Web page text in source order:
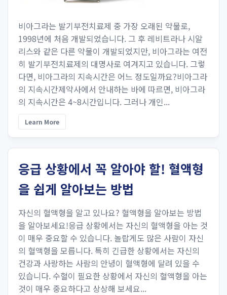
비아그라는 발기부전치료제 중 가장 오래된 약물로,
1998년에 처음 개발되었습니다. 그 후 레비트라나 시알
리스와 같은 다른 약물이 개발되었지만, 비아그라는 여전
히 발기부전치료제의 대명사로 여겨지고 있습니다. 그렇
다면, 비아그라의 지속시간은 어느 정도일까요?비아그라
의 지속시간제약사에서 안내하는 바에 따르면, 비아그라
의 지속시간은 4~8시간입니다. 그러나 개인...
Learn More
응급 상황에서 꼭 알아야 할! 혈액형
을 쉽게 알아보는 방법
자신의 혈액형을 알고 있나요? 혈액형을 알아보는 방법
을 알아보세요!응급 상황에서는 자신의 혈액형을 아는 것
이 매우 중요할 수 있습니다. 놀랍게도 많은 사람이 자신
의 혈액형을 모릅니다. 특히 긴급한 상황에서는 자신의
건강과 사랑하는 사람의 안녕이 혈액형에 달려 있을 수
있습니다. 수혈이 필요한 상황에서 자신의 혈액형을 아는
것이 매우 중요하다고 상상해 보세요...